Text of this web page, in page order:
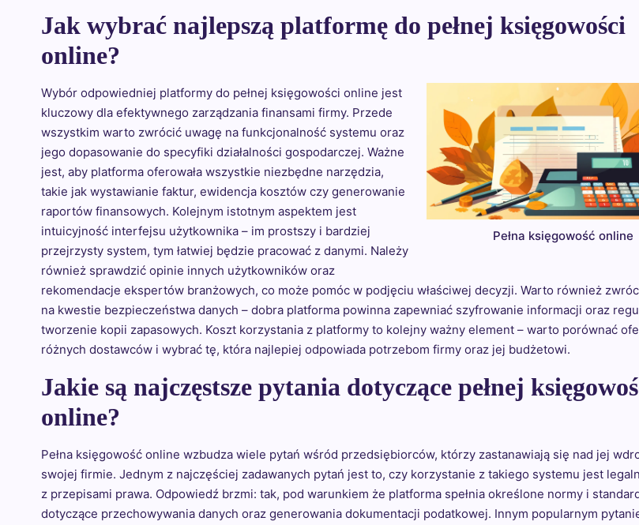
Jak wybrać najlepszą platformę do pełnej księgowości
online?
Pełna księgowość online
Wybór odpowiedniej platformy do pełnej księgowości online jest
kluczowy dla efektywnego zarządzania finansami firmy. Przede
wszystkim warto zwrócić uwagę na funkcjonalność systemu oraz
jego dopasowanie do specyfiki działalności gospodarczej. Ważne
jest, aby platforma oferowała wszystkie niezbędne narzędzia,
takie jak wystawianie faktur, ewidencja kosztów czy generowanie
raportów finansowych. Kolejnym istotnym aspektem jest
intuicyjność interfejsu użytkownika – im prostszy i bardziej
przejrzysty system, tym łatwiej będzie pracować z danymi. Należy
również sprawdzić opinie innych użytkowników oraz
rekomendacje ekspertów branżowych, co może pomóc w podjęciu właściwej decyzji. Warto również
na kwestie bezpieczeństwa danych – dobra platforma powinna zapewniać szyfrowanie informacji oraz
tworzenie kopii zapasowych. Koszt korzystania z platformy to kolejny ważny element – warto porównać
różnych dostawców i wybrać tę, która najlepiej odpowiada potrzebom firmy oraz jej budżetowi.
Jakie są najczęstsze pytania dotyczące pełnej
online?
Pełna księgowość online wzbudza wiele pytań wśród przedsiębiorców, którzy zastanawiają się nad jej
swojej firmie. Jednym z najczęściej zadawanych pytań jest to, czy korzystanie z takiego systemu jest
z przepisami prawa. Odpowiedź brzmi: tak, pod warunkiem że platforma spełnia określone normy i
dotyczące przechowywania danych oraz generowania dokumentacji podatkowej. Innym popularnym